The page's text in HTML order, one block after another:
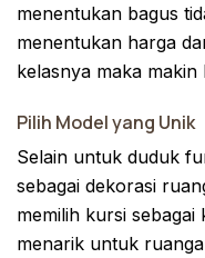
menentukan bagus
menentukan harga
kelasnya maka
Pilih Model yang Unik
Selain untuk duduk
sebagai dekorasi
memilih kursi sebagai
menarik untuk